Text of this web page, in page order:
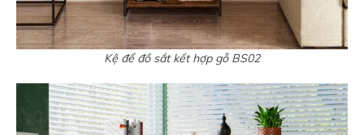
Kệ để đồ sắt kết hợp gỗ BS02